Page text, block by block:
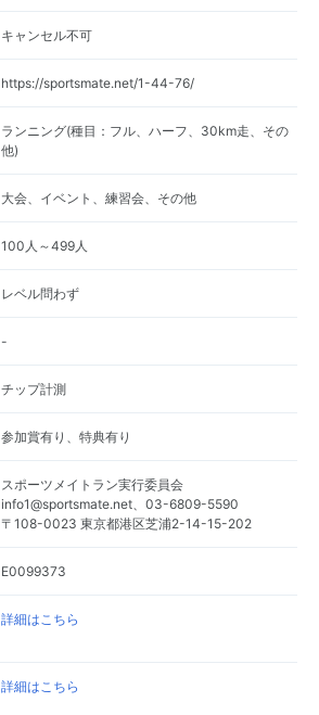
キャンセル不可
https://sportsmate.net/1-44-76/
ランニング(種目：フル、ハーフ、30km走、その
他)
大会、イベント、練習会、その他
100人～499人
レベル問わず
-
チップ計測
参加賞有り、特典有り
スポーツメイトラン実行委員会
info1@sportsmate.net、03-6809-5590
〒108-0023 東京都港区芝浦2-14-15-202
E0099373
詳細はこちら
詳細はこちら